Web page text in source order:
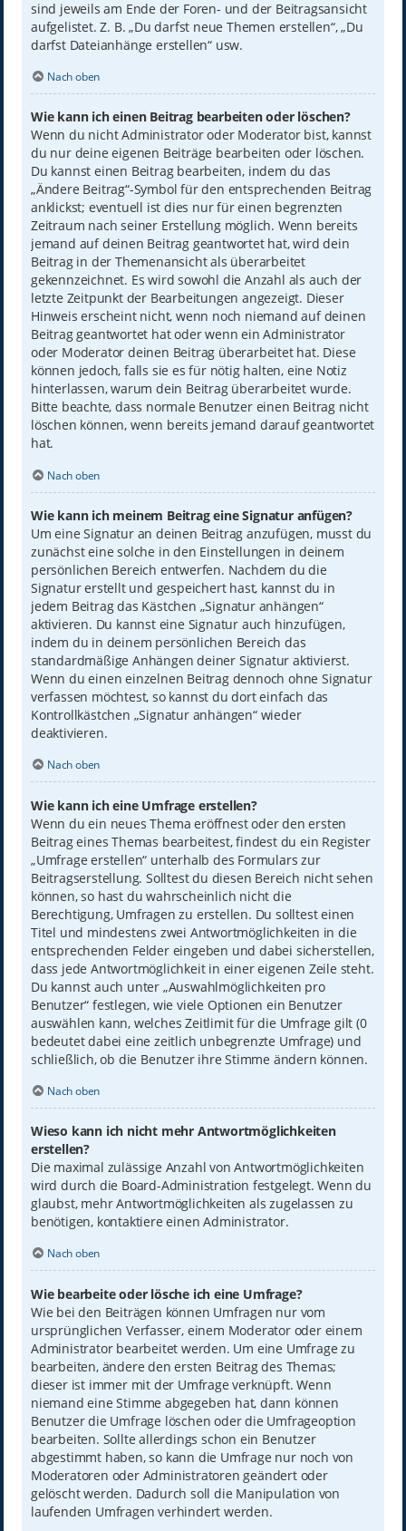
sind jeweils am Ende der Foren- und der Beitragsansicht
aufgelistet. Z. B. „Du darfst neue Themen erstellen“, „Du
darfst Dateianhänge erstellen“ usw.
Nach oben
Wie kann ich einen Beitrag bearbeiten oder löschen?
Wenn du nicht Administrator oder Moderator bist, kannst
du nur deine eigenen Beiträge bearbeiten oder löschen.
Du kannst einen Beitrag bearbeiten, indem du das
„Ändere Beitrag“-Symbol für den entsprechenden Beitrag
anklickst; eventuell ist dies nur für einen begrenzten
Zeitraum nach seiner Erstellung möglich. Wenn bereits
jemand auf deinen Beitrag geantwortet hat, wird dein
Beitrag in der Themenansicht als überarbeitet
gekennzeichnet. Es wird sowohl die Anzahl als auch der
letzte Zeitpunkt der Bearbeitungen angezeigt. Dieser
Hinweis erscheint nicht, wenn noch niemand auf deinen
Beitrag geantwortet hat oder wenn ein Administrator
oder Moderator deinen Beitrag überarbeitet hat. Diese
können jedoch, falls sie es für nötig halten, eine Notiz
hinterlassen, warum dein Beitrag überarbeitet wurde.
Bitte beachte, dass normale Benutzer einen Beitrag nicht
löschen können, wenn bereits jemand darauf geantwortet
hat.
Nach oben
Wie kann ich meinem Beitrag eine Signatur anfügen?
Um eine Signatur an deinen Beitrag anzufügen, musst du
zunächst eine solche in den Einstellungen in deinem
persönlichen Bereich entwerfen. Nachdem du die
Signatur erstellt und gespeichert hast, kannst du in
jedem Beitrag das Kästchen „Signatur anhängen“
aktivieren. Du kannst eine Signatur auch hinzufügen,
indem du in deinem persönlichen Bereich das
standardmäßige Anhängen deiner Signatur aktivierst.
Wenn du einen einzelnen Beitrag dennoch ohne Signatur
verfassen möchtest, so kannst du dort einfach das
Kontrollkästchen „Signatur anhängen“ wieder
deaktivieren.
Nach oben
Wie kann ich eine Umfrage erstellen?
Wenn du ein neues Thema eröffnest oder den ersten
Beitrag eines Themas bearbeitest, findest du ein Register
„Umfrage erstellen“ unterhalb des Formulars zur
Beitragserstellung. Solltest du diesen Bereich nicht sehen
können, so hast du wahrscheinlich nicht die
Berechtigung, Umfragen zu erstellen. Du solltest einen
Titel und mindestens zwei Antwortmöglichkeiten in die
entsprechenden Felder eingeben und dabei sicherstellen,
dass jede Antwortmöglichkeit in einer eigenen Zeile steht.
Du kannst auch unter „Auswahlmöglichkeiten pro
Benutzer“ festlegen, wie viele Optionen ein Benutzer
auswählen kann, welches Zeitlimit für die Umfrage gilt (0
bedeutet dabei eine zeitlich unbegrenzte Umfrage) und
schließlich, ob die Benutzer ihre Stimme ändern können.
Nach oben
Wieso kann ich nicht mehr Antwortmöglichkeiten
erstellen?
Die maximal zulässige Anzahl von Antwortmöglichkeiten
wird durch die Board-Administration festgelegt. Wenn du
glaubst, mehr Antwortmöglichkeiten als zugelassen zu
benötigen, kontaktiere einen Administrator.
Nach oben
Wie bearbeite oder lösche ich eine Umfrage?
Wie bei den Beiträgen können Umfragen nur vom
ursprünglichen Verfasser, einem Moderator oder einem
Administrator bearbeitet werden. Um eine Umfrage zu
bearbeiten, ändere den ersten Beitrag des Themas;
dieser ist immer mit der Umfrage verknüpft. Wenn
niemand eine Stimme abgegeben hat, dann können
Benutzer die Umfrage löschen oder die Umfrageoption
bearbeiten. Sollte allerdings schon ein Benutzer
abgestimmt haben, so kann die Umfrage nur noch von
Moderatoren oder Administratoren geändert oder
gelöscht werden. Dadurch soll die Manipulation von
laufenden Umfragen verhindert werden.